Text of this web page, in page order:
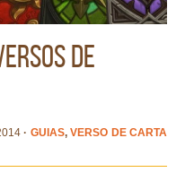
de
· GUIAS, VERSO DE CARTA